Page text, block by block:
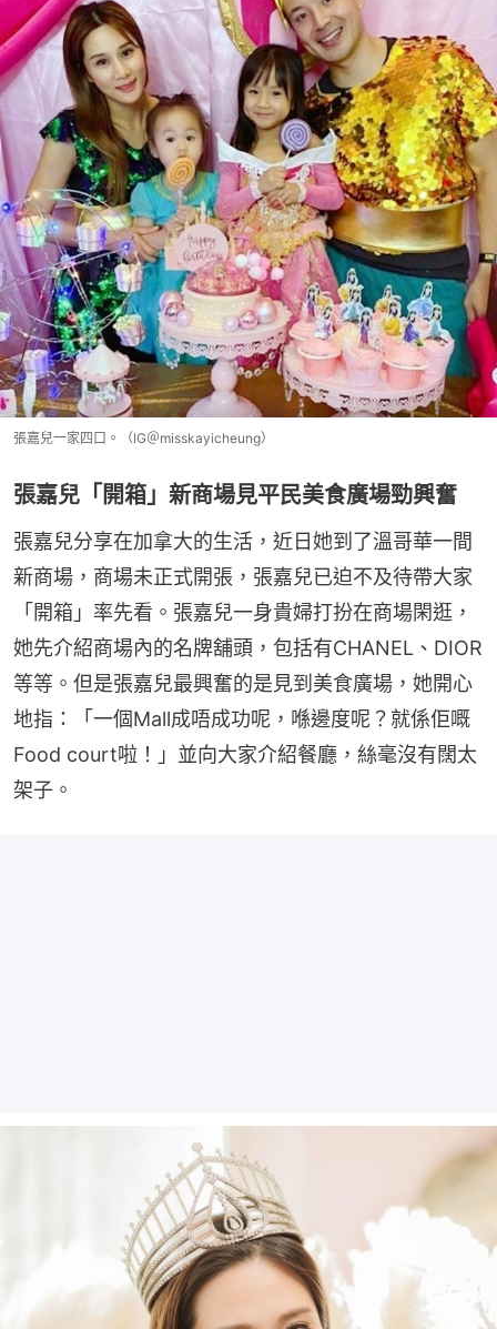
張嘉兒一家四口。（IG＠misskayicheung）
張嘉兒「開箱」新商場見平民美食廣場勁興奮
張嘉兒分享在加拿大的生活，近日她到了溫哥華一間
新商場，商場未正式開張，張嘉兒已迫不及待帶大家
「開箱」率先看。張嘉兒一身貴婦打扮在商場閑逛，
她先介紹商場內的名牌舖頭，包括有CHANEL、DIOR
等等。但是張嘉兒最興奮的是見到美食廣場，她開心
地指：「一個Mall成唔成功呢，喺邊度呢？就係佢嘅
Food court啦！」並向大家介紹餐廳，絲毫沒有闊太
架子。